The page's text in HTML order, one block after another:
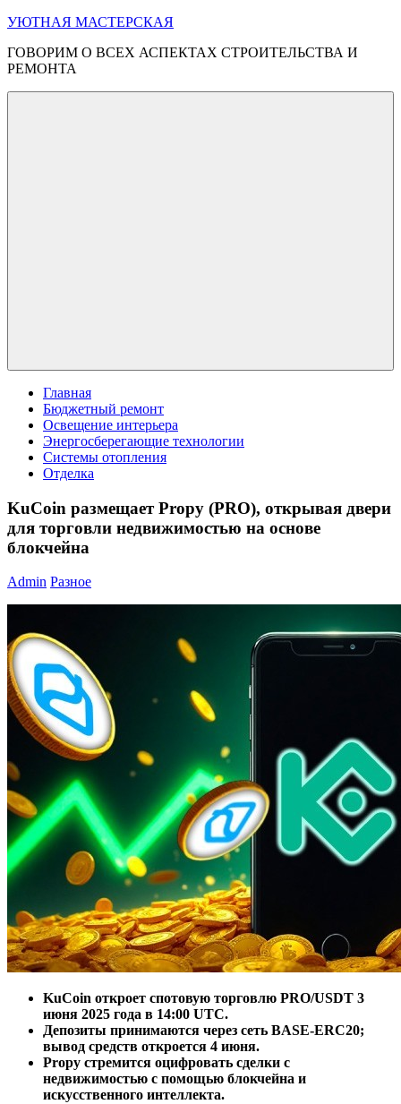
Перейти
содержимому
УЮТНАЯ МАСТЕРСКАЯ
ГОВОРИМ О ВСЕХ АСПЕКТАХ СТРОИТЕЛЬСТВА И
РЕМОНТА
Главная
Бюджетный ремонт
Освещение интерьера
Энергосберегающие технологии
Системы отопления
Отделка
KuCoin размещает Propy (PRO), открывая двери
для торговли недвижимостью на основе
блокчейна
Admin Разное
KuCoin откроет спотовую торговлю PRO/USDT 3
июня 2025 года в 14:00 UTC.
Депозиты принимаются через сеть BASE-ERC20;
вывод средств откроется 4 июня.
Propy стремится оцифровать сделки с
недвижимостью с помощью блокчейна и
искусственного интеллекта.